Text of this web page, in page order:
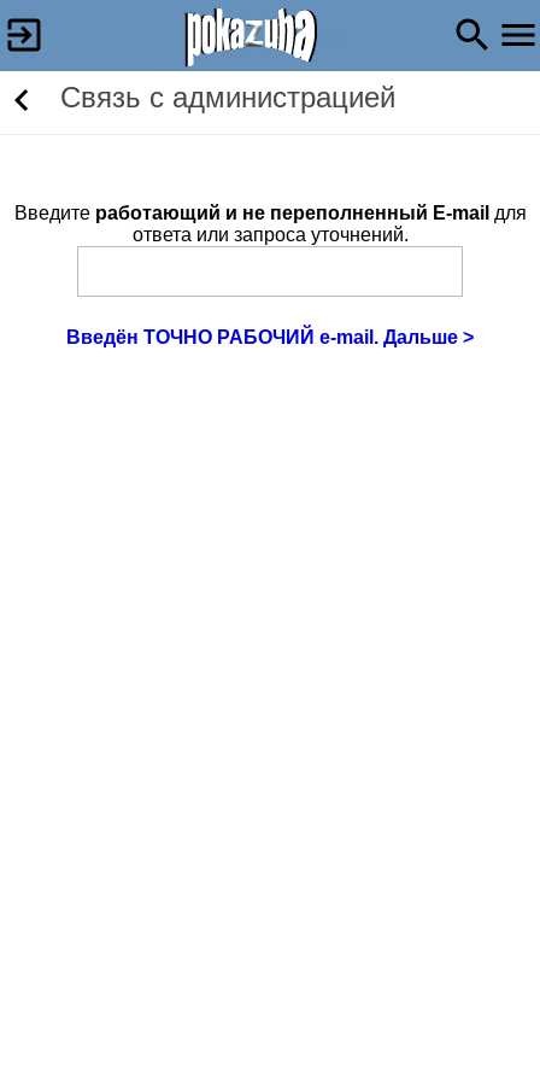
Связь c администрацией
Введите работающий и не переполненный E-mail для
ответа или запроса уточнений.
Введён ТОЧНО РАБОЧИЙ e-mail. Дальше >